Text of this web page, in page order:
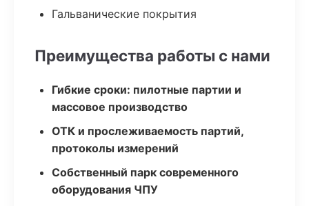
Гальванические покрытия
Преимущества работы с нами
Гибкие сроки: пилотные партии и
массовое производство
ОТК и прослеживаемость партий,
протоколы измерений
Собственный парк современного
оборудования ЧПУ